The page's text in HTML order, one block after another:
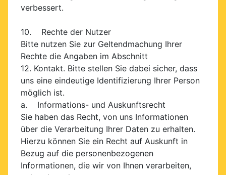
verbessert.
10. Rechte der Nutzer
Bitte nutzen Sie zur Geltendmachung Ihrer
Rechte die Angaben im Abschnitt
12. Kontakt. Bitte stellen Sie dabei sicher, dass
uns eine eindeutige Identifizierung Ihrer Person
möglich ist.
a. Informations- und Auskunftsrecht
Sie haben das Recht, von uns Informationen
über die Verarbeitung Ihrer Daten zu erhalten.
Hierzu können Sie ein Recht auf Auskunft in
Bezug auf die personenbezogenen
Informationen, die wir von Ihnen verarbeiten,